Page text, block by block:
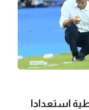
استعدادا